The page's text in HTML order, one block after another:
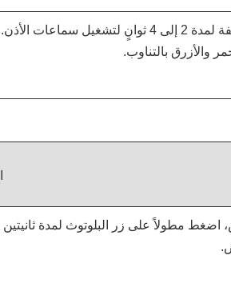
اضغط مطولاً على زر الوظيفة لمدة 2 إلى 4 ثوانٍ لتشغيل
والأزرق بالتناوب.
مطولاً على زر البلوتوث لمدة